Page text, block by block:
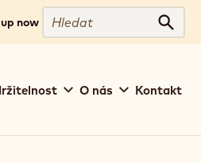
now
Hledat
O nás Kontakt